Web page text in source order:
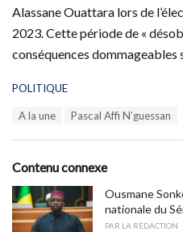
Alassane Ouattara lors de
2023. Cette période de «
conséquences dommageables
C
o
r
i
e
s
POLITIQUE
:
A la une Pascal Affi N’guessan
Contenu connexe
Ousmane
nationale du
PAR LA RÉDACTION